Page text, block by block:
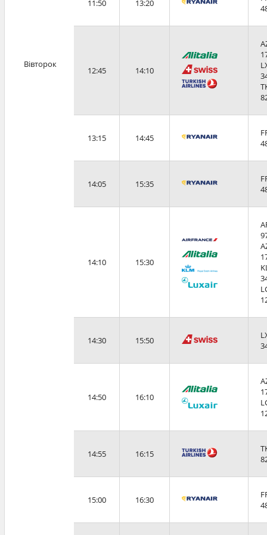
Вівторок
11:50 13:20
12:45 14:10
13:15 14:45
14:05 15:35
14:10 15:30
14:30 15:50
14:50 16:10
14:55 16:15
15:00 16:30